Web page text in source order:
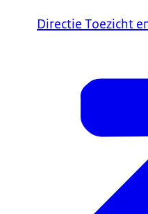
Directie Toezicht